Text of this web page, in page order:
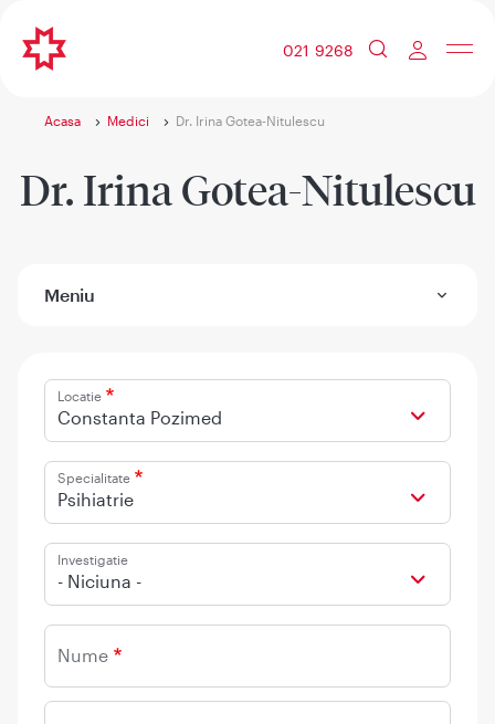
021 9268
Acasa Medici Dr. Irina Gotea-Nitulescu
Dr. Irina Gotea-Nitulescu
Meniu
Locatie
Constanta Pozimed
Specialitate
Psihiatrie
Investigatie
- Niciuna -
Nume